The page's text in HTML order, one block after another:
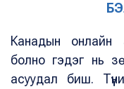
Канадын онлайн
болно гэдэг нь
асуудал биш.